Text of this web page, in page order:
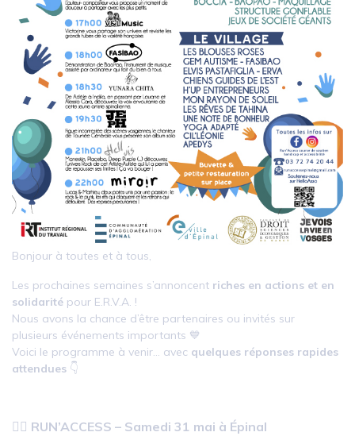
Bonjour à toutes et à tous,
Les prochaines semaines s’annoncent riches en actions et en
solidarité pour E.R.V.A. !
Nous avons la chance d’être partenaires ou invités sur
plusieurs événements importants 💙
Voici le programme à venir… avec quelques réponses rapides
attendues 👇
🏃‍♀️ RUN’ACCESS – Samedi 31 mai à Épinal